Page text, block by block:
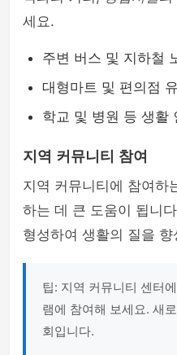
세요.
주변 버스 및 지하철
대형마트 및 편의점
학교 및 병원 등 생활
지역 커뮤니티 참여
지역 커뮤니티에 참여하
하는 데 큰 도움이 됩니
형성하여 생활의 질을
팁: 지역 커뮤니티 센터
램에 참여해 보세요. 새
회입니다.